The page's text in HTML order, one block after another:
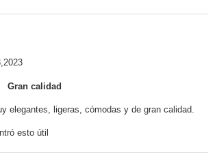
Gran calidad
elegantes, ligeras, cómodas y de gran calidad.
esto útil